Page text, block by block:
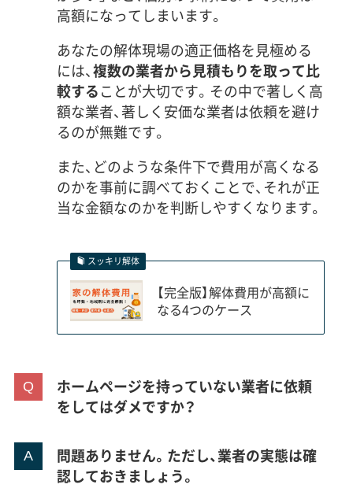
高額になってしまいます。
あなたの解体現場の適正価格を見極める
には、複数の業者から見積もりを取って比
較することが大切です。その中で著しく高
額な業者、著しく安価な業者は依頼を避け
るのが無難です。
また、どのような条件下で費用が高くなる
のかを事前に調べておくことで、それが正
当な金額なのかを判断しやすくなります。
スッキリ解体
【完全版】解体費用が高額に
なる4つのケース
ホームページを持っていない業者に依頼
をしてはダメですか？
問題ありません。ただし、業者の実態は確
認しておきましょう。